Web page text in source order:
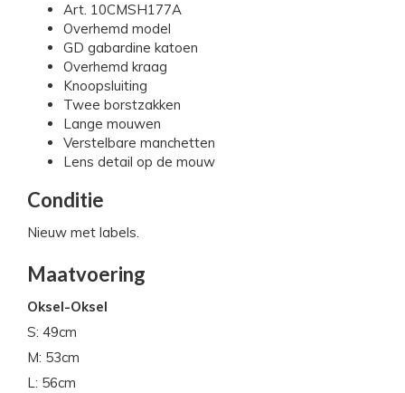
Art. 10CMSH177A
Overhemd model
GD gabardine katoen
Overhemd kraag
Knoopsluiting
Twee borstzakken
Lange mouwen
Verstelbare manchetten
Lens detail op de mouw
Conditie
Nieuw met labels.
Maatvoering
Oksel-Oksel
S: 49cm
M: 53cm
L: 56cm